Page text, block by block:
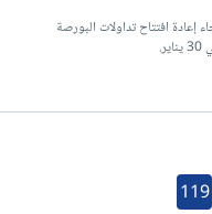
إعادة افتتاح تداولات البورصة
119